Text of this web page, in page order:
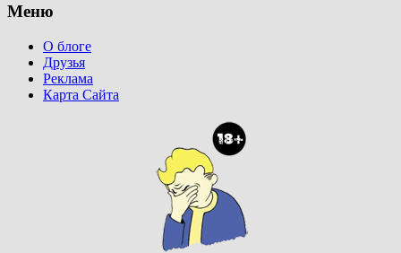
Меню
О блоге
Друзья
Реклама
Карта Сайта